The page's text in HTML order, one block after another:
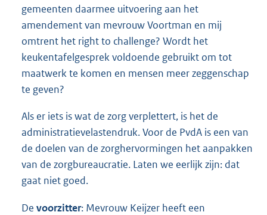
gemeenten daarmee uitvoering aan het
amendement van mevrouw Voortman en mij
omtrent het right to challenge? Wordt het
keukentafelgesprek voldoende gebruikt om tot
maatwerk te komen en mensen meer zeggenschap
te geven?
Als er iets is wat de zorg verplettert, is het de
administratievelastendruk. Voor de PvdA is een van
de doelen van de zorghervormingen het aanpakken
van de zorgbureaucratie. Laten we eerlijk zijn: dat
gaat niet goed.
De voorzitter: Mevrouw Keijzer heeft een